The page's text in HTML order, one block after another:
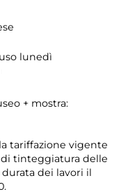
lunedì
+ mostra:
tariffazione vigente
di tinteggiatura delle
dei lavori il